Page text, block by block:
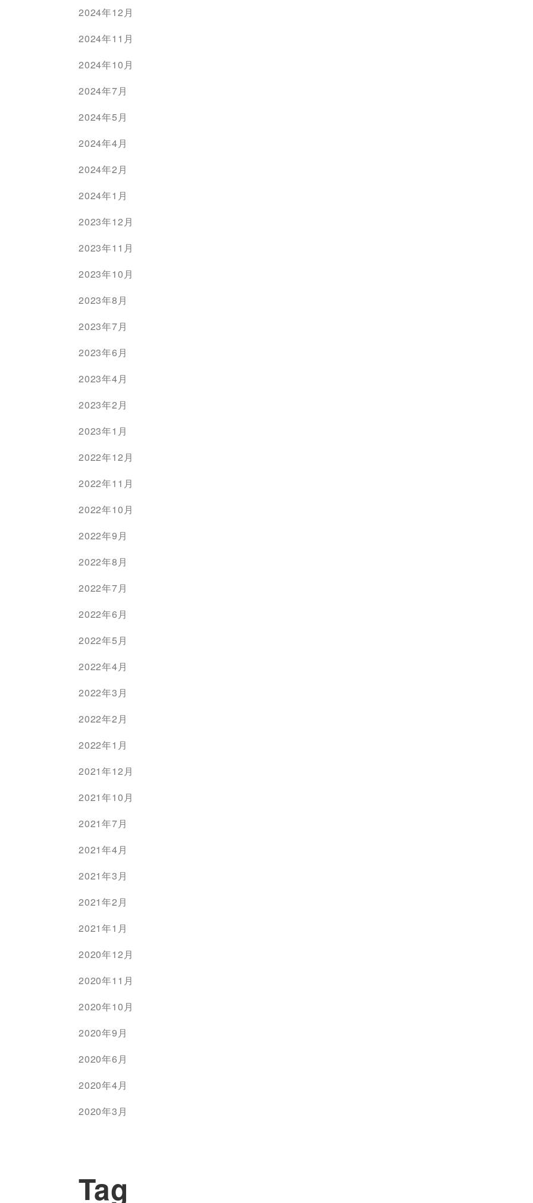
2024年12月
2024年11月
2024年10月
2024年7月
2024年5月
2024年4月
2024年2月
2024年1月
2023年12月
2023年11月
2023年10月
2023年8月
2023年7月
2023年6月
2023年4月
2023年2月
2023年1月
2022年12月
2022年11月
2022年10月
2022年9月
2022年8月
2022年7月
2022年6月
2022年5月
2022年4月
2022年3月
2022年2月
2022年1月
2021年12月
2021年10月
2021年7月
2021年4月
2021年3月
2021年2月
2021年1月
2020年12月
2020年11月
2020年10月
2020年9月
2020年6月
2020年4月
2020年3月
Tag